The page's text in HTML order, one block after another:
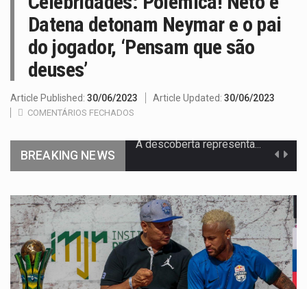
Datena detonam Neymar e o pai
do jogador, ‘Pensam que são
deuses’
Article Published: 30/06/2023 Article Updated: 30/06/2023
COMENTÁRIOS FECHADOS
BREAKING NEWS
Um dos casos mais graves envolveu a residência de Sam…
A cidade de Bunia, capital da província de Ituri, tornou-se…
O pagamento marca o desfecho de um dos processos mais…